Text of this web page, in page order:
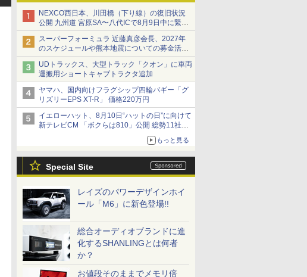
NEXCO西日本、川田橋（下り線）の復旧状況
公開 九州道 宮原SA〜八代ICで8月9日中に緊急
車両を通行可能に
スーパーフォーミュラ 近藤真彦会長、2027年
のスケジュールや熊本地震についての募金活動
を紹介
UDトラックス、大型トラック「クオン」に車両
運搬用ショートキャブトラクタ追加
ヤマハ、国内向けフラグシップ四輪バギー「グ
リズリーEPS XT-R」 価格220万円
イエローハット、8月10日“ハットの日”に向けて
新テレビCM 「ボクらは810」公開 総勢11社
もっと見る
Special Site
レイズのパワーデザインホイ
ール「M6」に新色登場!!
総合オーディオブランドに進
化するSHANLINGとは何者
か？
お値段そのままでメモリ倍